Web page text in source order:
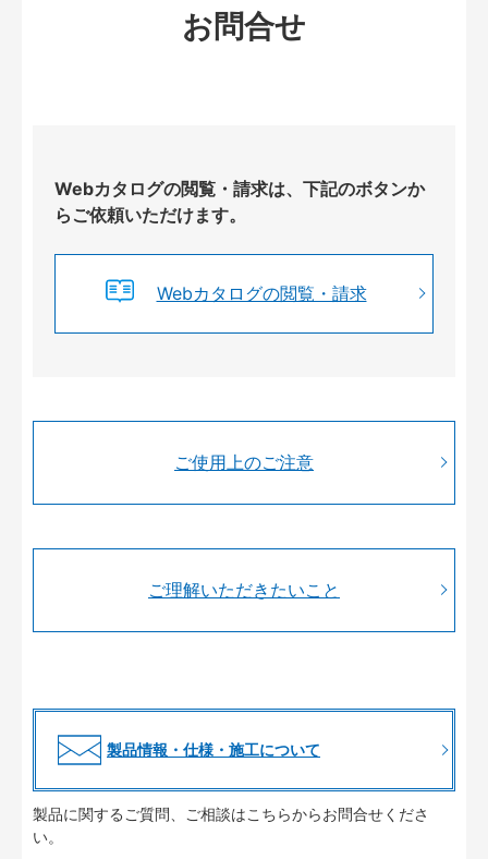
お問合せ
Webカタログの閲覧・請求は、下記のボタンか
らご依頼いただけます。
Webカタログの閲覧・請求
ご使用上のご注意
ご理解いただきたいこと
製品情報・仕様・施工について
製品に関するご質問、ご相談はこちらからお問合せくださ
い。